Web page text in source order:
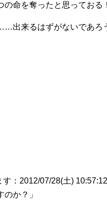
命を奪ったと思っておる
出来るはずがないであろ
：2012/07/28(土)
か？」